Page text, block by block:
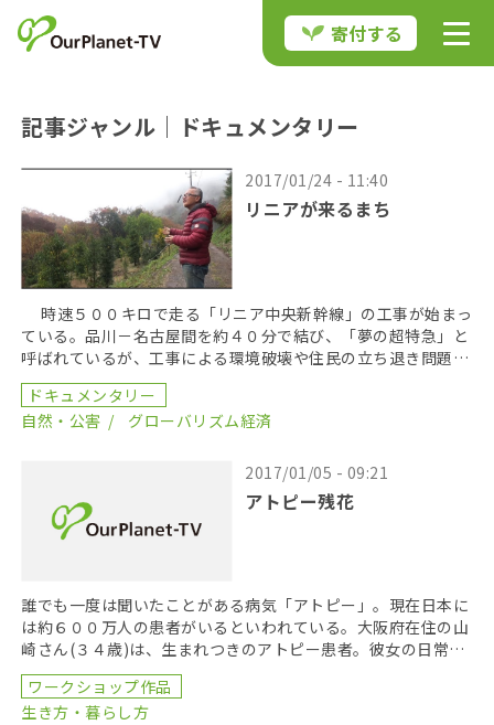
寄付する
記事ジャンル｜ドキュメンタリー
2017/01/24 - 11:40
リニアが来るまち
時速５００キロで走る「リニア中央新幹線」の工事が始まっ
ている。品川－名古屋間を約４０分で結び、「夢の超特急」と
呼ばれているが、工事による環境破壊や住民の立ち退き問題な
ど多くの問題をはらんでいる。 駅の建設で移転を […]
ドキュメンタリー
自然・公害
グローバリズム経済
2017/01/05 - 09:21
アトピー残花
誰でも一度は聞いたことがある病気「アトピー」。現在日本に
は約６００万人の患者がいるといわれている。大阪府在住の山
崎さん(３４歳)は、生まれつきのアトピー患者。彼女の日常と
その思いに迫る。そして、アトピーでたくさんのものを […]
ワークショップ作品
生き方・暮らし方